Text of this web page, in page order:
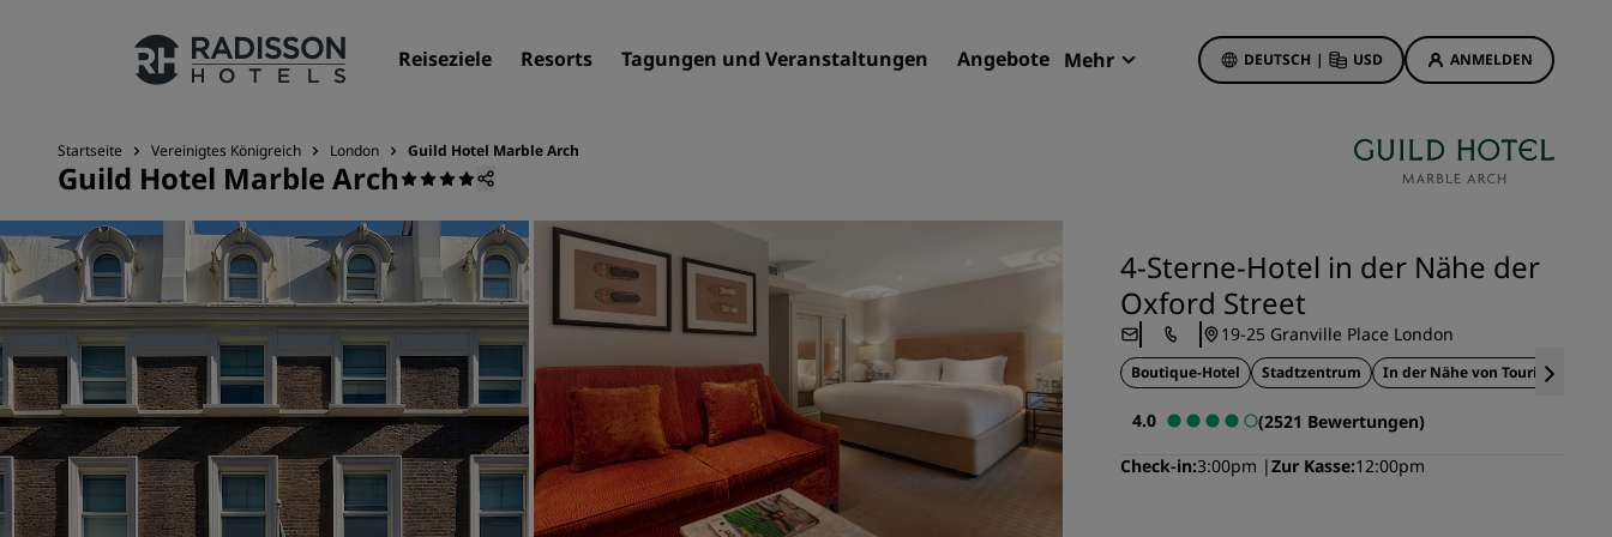
Reiseziele Resorts Tagungen und Veranstaltungen Angebote Mehr DEUTSCH | USD ANMELDEN
Unsere Marken
Marken von Radisson Hotels
Serviced Apartments
Flughafenhotels
Neue und geplante Hotels
Tagungen und
Veranstaltungen
Entdecken Sie Radisson Meetings
Bonus für die erste Buchung
Deals of the Day
Im Voraus buchen
Unsere Angebote anzeigen
Startseite Vereinigtes Königreich London Guild Hotel Marble Arch
Guild Hotel Marble Arch
4-Sterne-Hotel in der Nähe der
Oxford Street
19-25 Granville Place London
Boutique-Hotel Stadtzentrum In der Nähe von
4.0
(2521 Bewertungen)
Check-in 3:00pm Zur Kasse 12:00pm